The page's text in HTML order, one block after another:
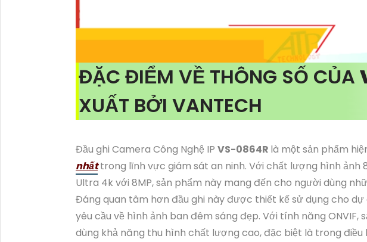
ĐẶC ĐIỂM VỀ THÔNG SỐ CỦA
XUẤT BỞI VANTECH
Đầu ghi Camera Công Nghệ IP VS-0864R là một sản phẩm
nhấttrong lĩnh vực giám sát an ninh. Với chất lượng hình ảnh
Ultra 4k với 8MP, sản phẩm này mang đến cho người dùng
Đáng quan tâm hơn đầu ghi này được thiết kế sử dụng cho
yêu cầu về hình ảnh ban đêm sáng đẹp. Với tính năng ONVIF,
dùng khả năng thu hình chất lượng cao, đặc biệt là trong điều